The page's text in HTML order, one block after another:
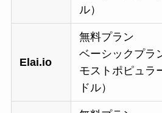
ル）
Elai.io
無料プラン
ベーシックプラ
モストポピュラ
ドル）